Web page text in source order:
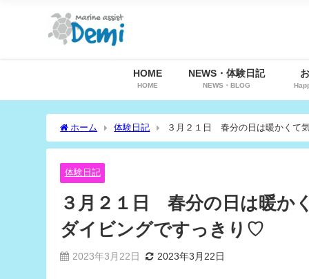
HOME
HOME
NEWS・体験日記
NEWS・BLOG
ホーム 体験日記 ３月２１日 春分の日は暖かくて
体験日記
３月２１日 春分の日は暖か
ダイビングですっきり♡
2023年3月22日 2023年3月22日